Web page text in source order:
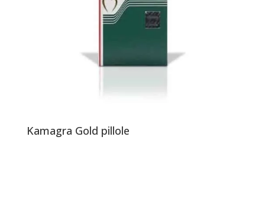
Kamagra Gold pillole